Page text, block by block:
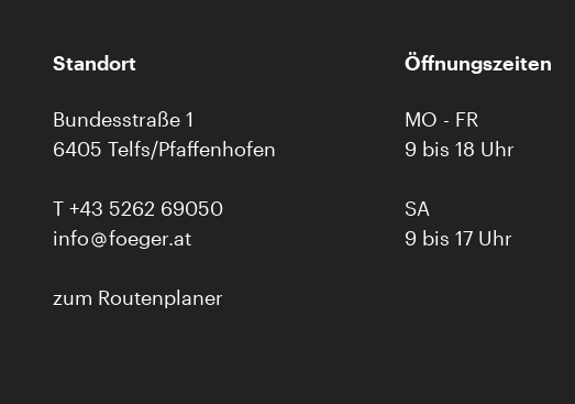
Standort
Bundesstraße 1
6405 Telfs/Pfaffenhofen
T +43 5262 69050
info
foeger.at
zum Routenplaner
Öffnungszeiten
MO - FR
9 bis 18 Uhr
SA
9 bis 17 Uhr